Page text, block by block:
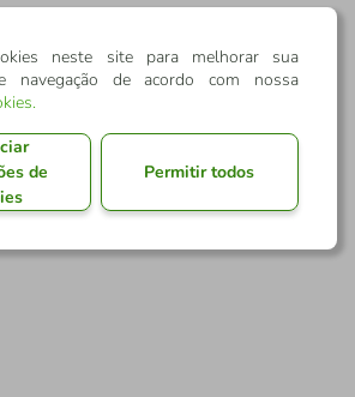
neste site para melhorar sua
navegação de acordo com nossa
.
de
Permitir todos